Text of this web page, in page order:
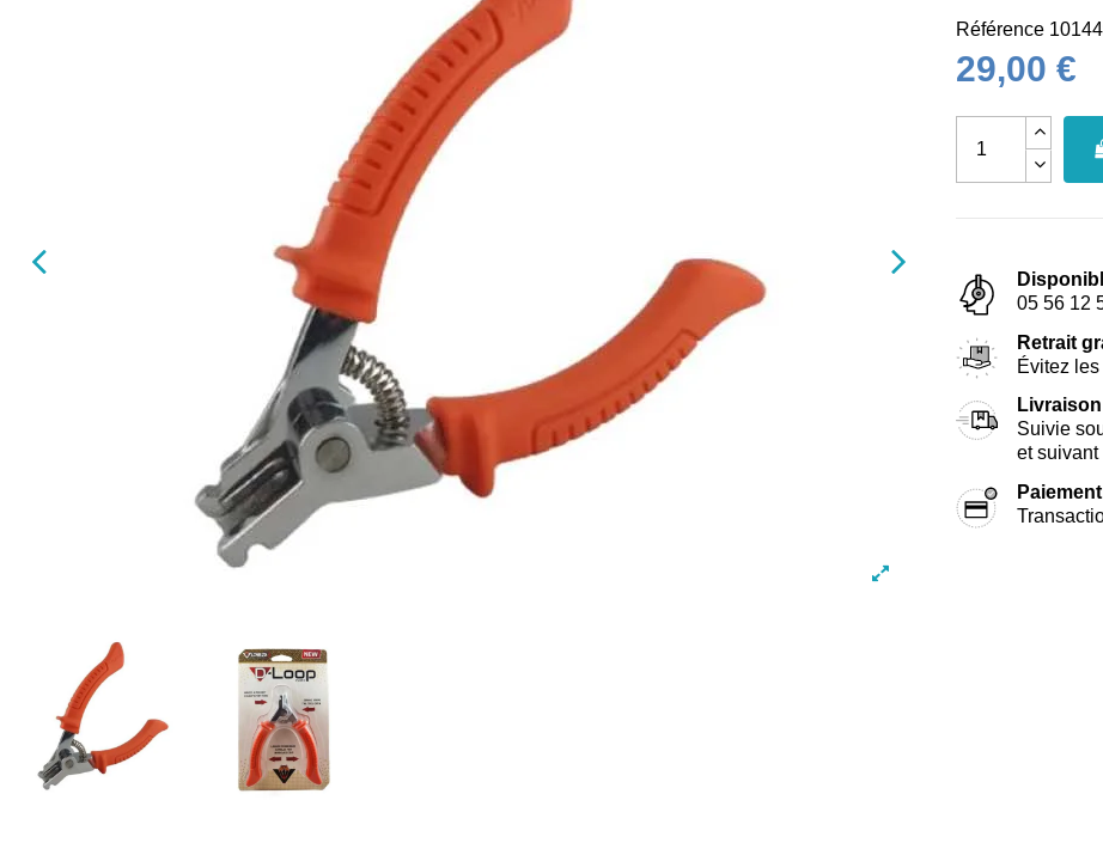
Référence
29,00 €
05 56 12
Retrait
Évitez
Suivie
et